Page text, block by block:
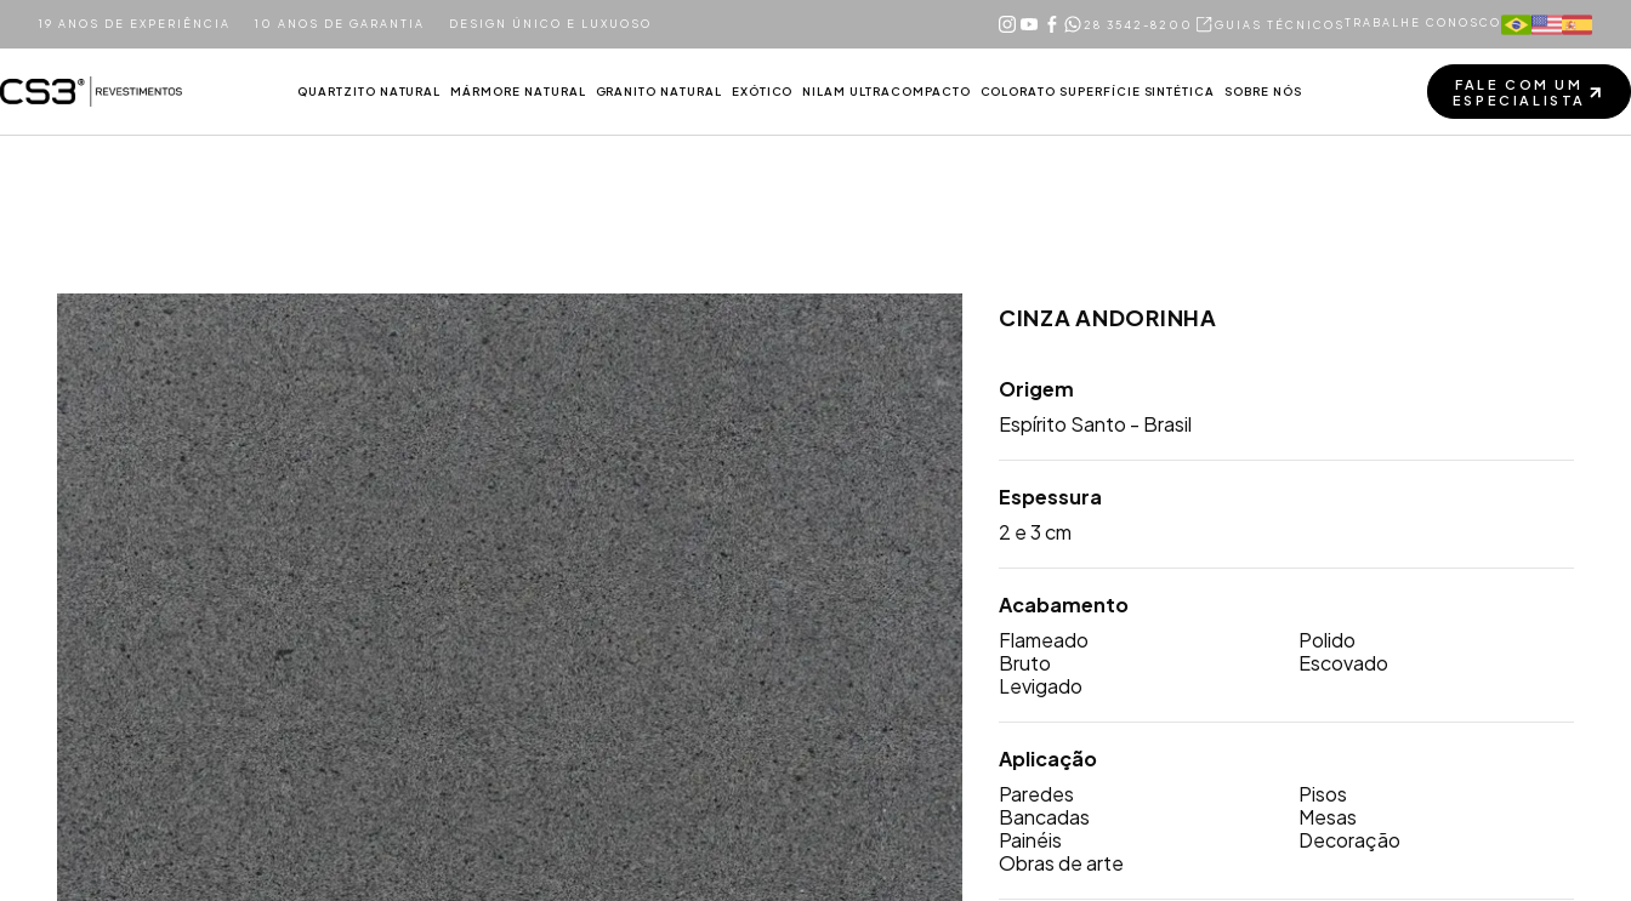
19 ANOS DE EXPERIÊNCIA 10 ANOS DE GARANTIA DESIGN ÚNICO E LUXUOSO 28 3542-8200 GUIAS TÉCNICOSTRABALHE CONOSCO
QUARTZITO NATURAL MÁRMORE NATURAL GRANITO NATURAL EXÓTICO NILAM ULTRACOMPACTO COLORATO SUPERFÍCIE SINTÉTICA SOBRE NÓS
FALE COM UM
ESPECIALISTA
CINZA ANDORINHA
Origem
Espírito Santo - Brasil
Espessura
2 e 3 cm
Acabamento
Flameado
Polido
Bruto
Escovado
Levigado
Aplicação
Paredes
Pisos
Bancadas
Mesas
Painéis
Decoração
Obras de arte